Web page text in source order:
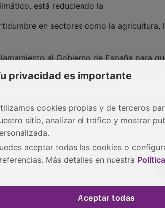
está reduciendo la
en sectores como la agricultura,
al Gobierno de España para
protejan los recursos naturales,
en el medio rural.
de decisiones valientes. El agua no
y una necesidad para asegurar el
privacidad es importante
cookies propias y de terceros
sitio, analizar el tráfico y mostrar
aceptar todas las cookies o
Más detalles en nuestra
Aceptar todas